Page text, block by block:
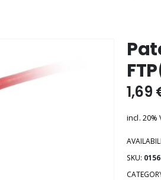
1,69
incl. 20%
SKU: